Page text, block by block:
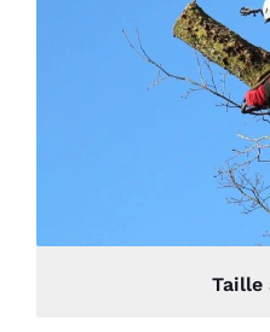
Taille